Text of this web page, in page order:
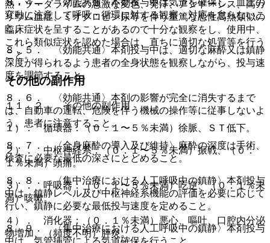
８．４． 〈効能共通〉本剤投与中は気道を確保し、血圧の
変動に注意して呼吸・循環に対する観察・対応を怠らないこ
と。
８．５． 〈効能共通〉本剤投与中は、適切な麻酔又は鎮静
深度が得られるよう患者の全身状態を観察しながら、投与速
度を調節すること。
８．６． 〈効能共通〉本剤の影響が完全に消失するまで
は、自動車の運転、危険を伴う機械の操作等に従事しないよ
う、患者に注意すること。
８．７． 〈全身麻酔の導入及び維持〉麻酔の深度は手術、
検査に必要な最低の深さにとどめること。
８．８． 〈集中治療における人工呼吸中の鎮静〉本剤投与
中は、鎮静レベル及び中枢神経系機能の評価を必要に応じて
行い、鎮静に必要な最低投与速度を定めること。
８．９． 〈集中治療における人工呼吸中の鎮静〉本剤投与
熱・ソーダライムの急激な変色、発汗、アシドーシス、高カ
リウム血症、ミオグロビン尿等を伴う重篤な悪性高熱類似の
臨床症状を呈することがあるので十分な観察をし、使用中、
これら類似症状を認めた場合は、直ちに適切な処置等を行う
こと。
その他の副作用
１１．２． その他の副作用
１）． 循環器：（０．１〜５％未満）徐脈、ＳＴ低下。
２）． 中枢神経系：（０．１〜５％未満）振戦、（０．
１％未満）頭痛。
３）． 呼吸器：（０．１〜５％未満）吃逆、（０．１％未
満）咳嗽。
４）． 消化器：（０．１％未満）悪心、嘔吐、口腔内分泌
物増加、（頻度不明）膵炎。